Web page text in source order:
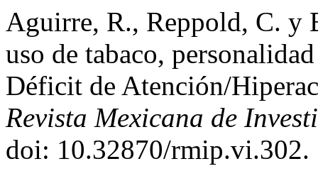
Aguirre, R., Reppold, C. y
uso de tabaco,
Déficit de Atención/
Revista Mexicana de
doi: 10.32870/rmip.vi.302.